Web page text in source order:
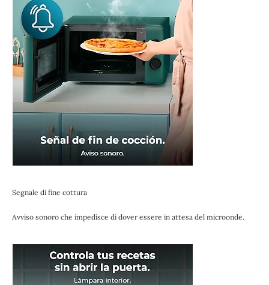
Segnale di fine cottura
Avviso sonoro che impedisce di dover essere in attesa del microonde.